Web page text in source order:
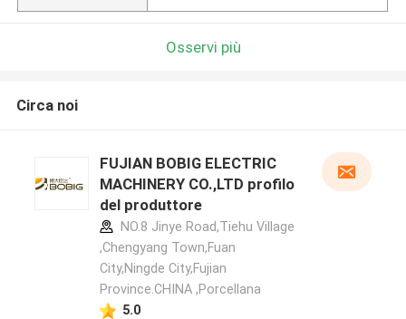
Osservi più
Circa noi
FUJIAN BOBIG ELECTRIC
MACHINERY CO.,LTD profilo
del produttore
NO.8 Jinye Road,Tiehu Village
,Chengyang Town,Fuan
City,Ningde City,Fujian
Province.CHINA ,Porcellana
5.0